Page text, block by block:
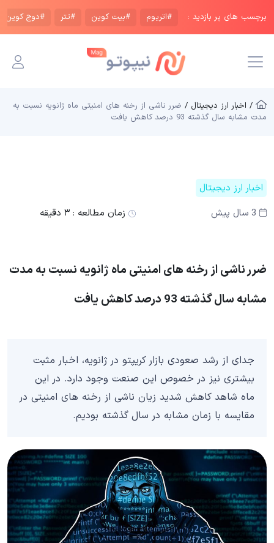
برچسب های پر بازدید : #اتریوم #بیت کوین #تتر #دوج کوین
/ اخبار ارز دیجیتال / ضرر ناشی از رخنه های امنیتی ماه ژانویه نسبت به
مدت مشابه سال گذشته 93 درصد کاهش یافت
اخبار ارز دیجیتال
3 سال پیش
زمان مطالعه : ۳ دقیقه
ضرر ناشی از رخنه های امنیتی ماه ژانویه نسبت به مدت
مشابه سال گذشته 93 درصد کاهش یافت
جدای از رشد صعودی بازار کریپتو در ژانویه، اخبار مثبت
بیشتری نیز در خصوص این صنعت وجود دارد. در این
ماه شاهد کاهش شدید زیان ناشی از رخنه های امنیتی در
مقایسه با زمان مشابه در سال گذشته بودیم.